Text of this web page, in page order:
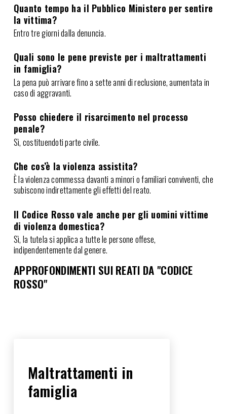
Quanto tempo ha il Pubblico Ministero per sentire
la vittima?
Entro tre giorni dalla denuncia.
Quali sono le pene previste per i maltrattamenti
in famiglia?
La pena può arrivare fino a sette anni di reclusione, aumentata in
caso di aggravanti.
Posso chiedere il risarcimento nel processo
penale?
Sì, costituendoti parte civile.
Che cos’è la violenza assistita?
È la violenza commessa davanti a minori o familiari conviventi, che
subiscono indirettamente gli effetti del reato.
Il Codice Rosso vale anche per gli uomini vittime
di violenza domestica?
Sì, la tutela si applica a tutte le persone offese,
indipendentemente dal genere.
APPROFONDIMENTI SUI REATI DA "CODICE
ROSSO"
Maltrattamenti in
famiglia